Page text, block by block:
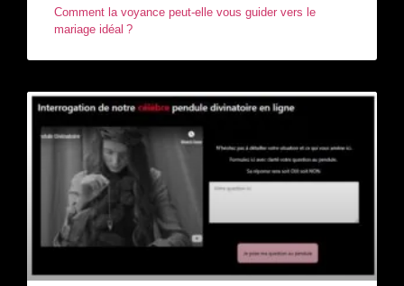
Comment la voyance peut-elle vous guider vers le
mariage idéal ?